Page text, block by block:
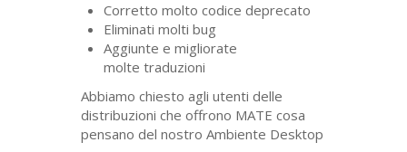
Corretto molto codice deprecato
Eliminati molti bug
Aggiunte e migliorate
molte traduzioni
Abbiamo chiesto agli utenti delle
distribuzioni che offrono MATE cosa
pensano del nostro Ambiente Desktop